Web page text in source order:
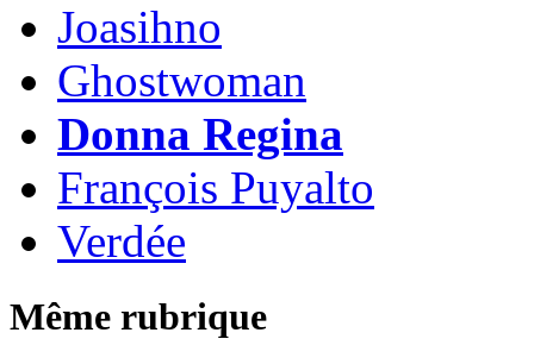
Joasihno
Ghostwoman
Donna Regina
François Puyalto
Verdée
Même rubrique